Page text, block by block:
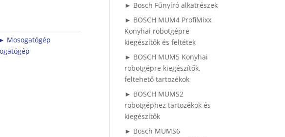
Mosogatógép
► Bosch Fűnyíró alkatrészek
► BOSCH MUM4 ProfiMixx
Konyhai robotgépre
kiegészítők és feltétek
► BOSCH MUM5 Konyhai
robotgépre kiegészítők,
feltehető tartozékok
► BOSCH MUMS2
robotgéphez tartozékok és
kiegészítők
► Bosch MUMS6